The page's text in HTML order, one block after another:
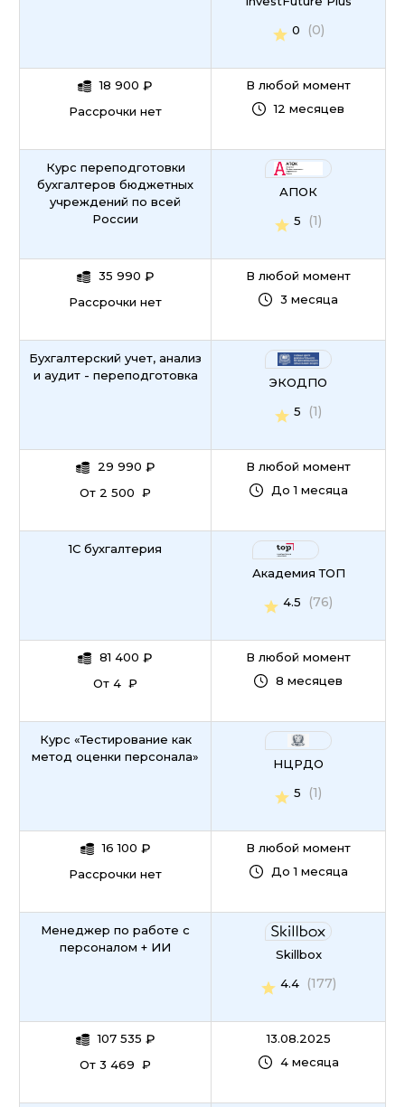
18 900 ₽
Рассрочки нет
0
(0)
В любой момент
12 месяцев
Курс переподготовки
бухгалтеров бюджетных
учреждений по всей
России
35 990 ₽
Рассрочки нет
АПОК
5
(1)
В любой момент
3 месяца
Бухгалтерский учет, анализ
и аудит - переподготовка
29 990 ₽
От 2 500 ₽
ЭКОДПО
5
(1)
В любой момент
До 1 месяца
1С бухгалтерия
81 400 ₽
От 4 ₽
Академия ТОП
4.5
(76)
В любой момент
8 месяцев
Курс «Тестирование как
метод оценки персонала»
16 100 ₽
Рассрочки нет
НЦРДО
5
(1)
В любой момент
До 1 месяца
Менеджер по работе с
персоналом + ИИ
107 535 ₽
От 3 469 ₽
Skillbox
4.4
(177)
13.08.2025
4 месяца